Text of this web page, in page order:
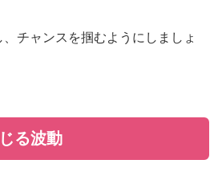
チャンスを掴むようにしましょ
る波動